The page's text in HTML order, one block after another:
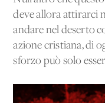
deve allora attirarci
andare nel deserto
azione cristiana, di
sforzo può solo